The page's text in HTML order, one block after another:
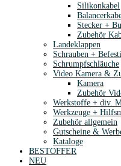
Silikonkabel
Stecker +
Zubehör
Landeklappen
Schrauben +
Schrumpfschläuche
Video Kamera &
Kamera
Zubehör
Werkstoffe + div.
Werkzeuge +
Zubehör allgemein
Gutscheine &
Kataloge
BESTOFFER
NEU